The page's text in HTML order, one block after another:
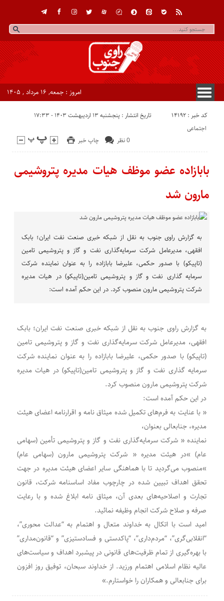
امروز : جمعه, ۱۶ مرداد , ۱۴۰۵
کد خبر : 14192 تاریخ انتشار : پنجشنبه ۱۳ اردیبهشت ۱۴۰۳ - ۱۷:۳۳
چاپ خبر 0 نظر
اجتماعی
بابازاده عضو موظف هیات مدیره پتروشیمی
مارون شد
به گزارش راوی جنوب به نقل از شبکه خبری صنعت نفت ایران؛ بابک
افقهی، مدیرعامل شرکت سرمایه‌گذاری نفت و گاز و پتروشیمی تامین
(تاپیکو) با صدور حکمی، علیرضا بابازاده را به عنوان نماینده شرکت
سرمایه گذاری نفت و گاز و پتروشیمی تامین(تاپیکو) در هیات مدیره
شرکت پتروشیمی مارون منصوب کرد. در این حکم آمده است:
به گزارش راوی جنوب به نقل از شبکه خبری صنعت نفت ایران؛ بابک
افقهی، مدیرعامل شرکت سرمایه‌گذاری نفت و گاز و پتروشیمی تامین
(تاپیکو) با صدور حکمی، علیرضا بابازاده را به عنوان نماینده شرکت
سرمایه گذاری نفت و گاز و پتروشیمی تامین(تاپیکو) در هیات مدیره
شرکت پتروشیمی مارون منصوب کرد.
در این حکم آمده است:
« با عنایت به فرم‌های تکمیل شده میثاق نامه و اقرارنامه اعضای هیئت
مدیره، جنابعالی بعنوان،
نماینده « شرکت سرمایه‌گذاری نفت و گاز و پتروشیمی تأمین (سهامی
عام) »در هیئت مدیره « شرکت پتروشیمی مارون (سهامی عام)
»منصوب می‌گردید تا با هماهنگی سایر اعضای هیئت مدیره در جهت
تحقق اهداف تبیین شده در چارچوب مفاد اساسنامه شرکت، قانون
تجارت و اصلاحیه‌های بعدی آن، میثاق نامه ابلاغ شده و با رعایت
صرفه و صلاح شرکت انجام وظیفه نمائید.
امید است با اتکال به خداوند متعال و اهتمام به “عدالت محوری”،
“انقلابی‌گری”، “مردم‌داری”، “پاکدستی و فسادستیزی” و “قانون‌مداری”
با بهره‌گیری از تمام ظرفیت‌های قانونی در پیشبرد اهداف و سیاست‌های
عالیه نظام اسلامی اهتمام ورزید. از خداوند سبحان، توفیق روز افزون
برای جنابعالی و همکاران را خواستارم.»